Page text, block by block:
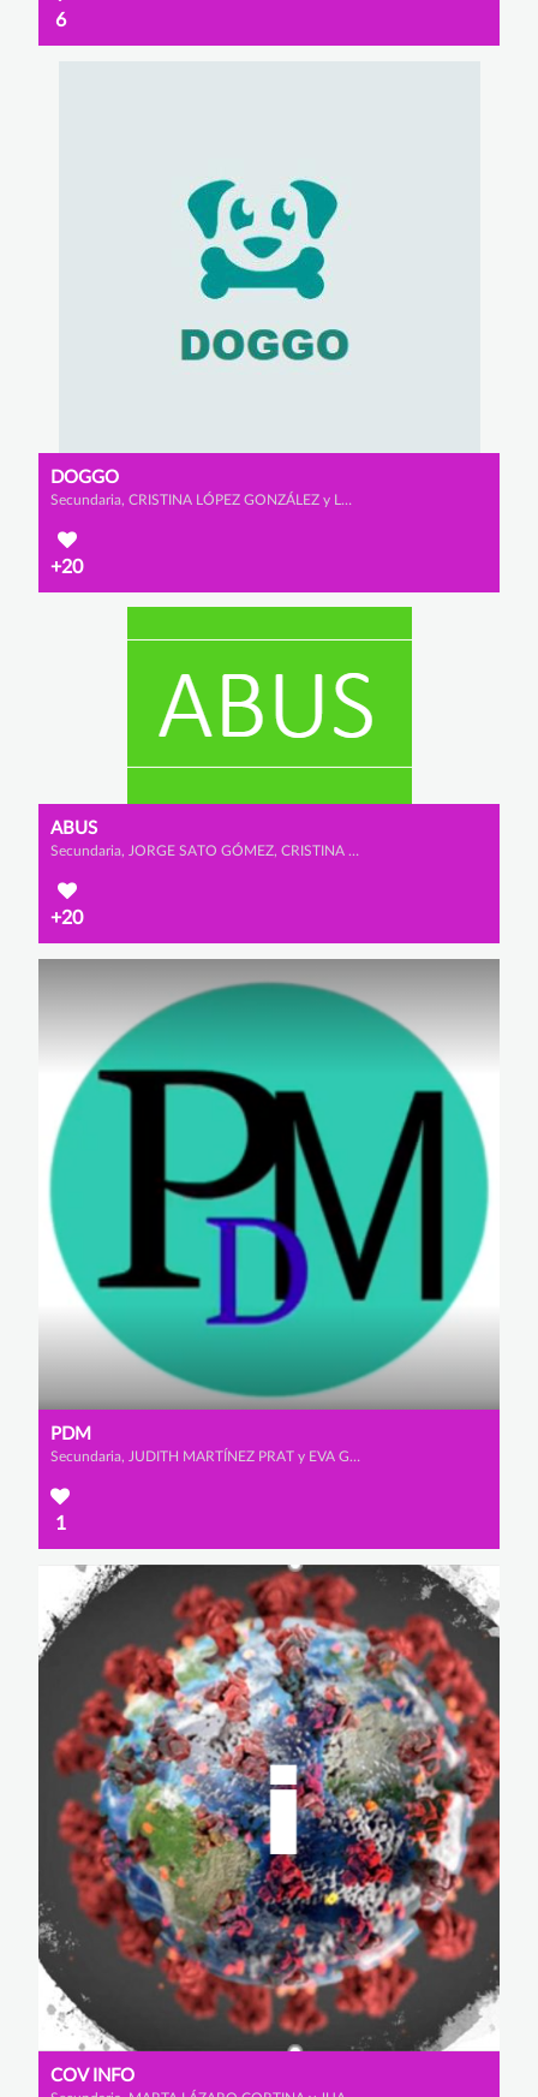
6
DOGGO
Secundaria, CRISTINA LÓPEZ GONZÁLEZ y LUCIANA SACO DÍAZ
+20
ABUS
Secundaria, JORGE SATO GÓMEZ, CRISTINA MALO ESCUDERO y JIMENA GIL VEGA
+20
PDM
Secundaria, JUDITH MARTÍNEZ PRAT y EVA GÓMEZ DE LA POLA
1
COV INFO